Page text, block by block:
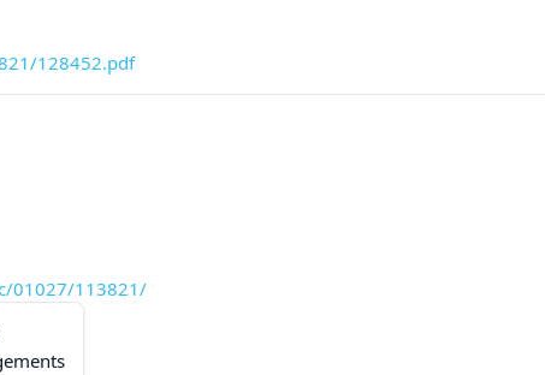
128452.pdf
01027/113821/